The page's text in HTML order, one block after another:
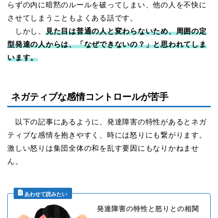
らずの内に暗黙のルールを破ってしまい、他の人を不快に
させてしまうこともよくある話です。
しかし、 見た目は普通の人と変わらないため、周囲の定
型発達の人からは、「なぜできないの？」と思われてしま
います。
ネガティブな感情コントロールが苦手
以下の記事にあるように、発達障害の特性があるとネガ
ティブな感情を抱きやすく、時には怒りにも繋がります。
激しい怒りは集団全体の和を乱す要因にもなりかねませ
ん。
発達障害の特性と怒りとの相関